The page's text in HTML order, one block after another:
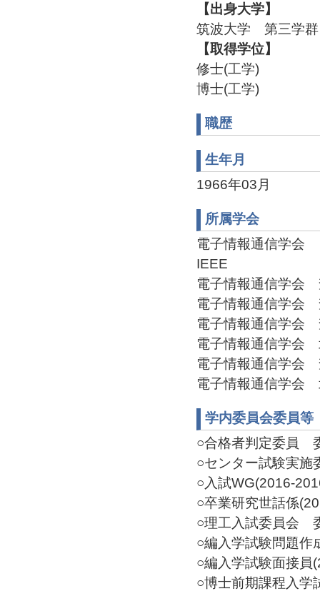
【出身大学】
筑波大学 第三学
【取得学位】
修士(工学)
博士(工学)
職歴
生年月
1966年03月
所属学会
電子情報通信学会
IEEE
電子情報通信学会
電子情報通信学会
電子情報通信学会
電子情報通信学会
電子情報通信学会
電子情報通信学会
学内委員会委員等
○合格者判定委員
○センター試験実
○入試WG(2016-
○卒業研究世話係
○理工入試委員会
○編入学試験問題
○編入学試験面接員
○博士前期課程入